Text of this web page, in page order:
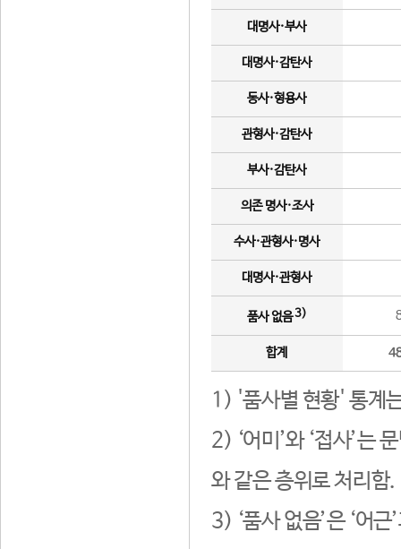
대명사·부사
대명사·감탄사
동사·형용사
관형사·감탄사
부사·감탄사
의존 명사·조사
수사·관형사·명사
대명사·관형사
품사 없음3)
합계
1) '품사별 현황' 통계
2) ‘어미’와 ‘접사’는
와 같은 층위로 처리함.
3) ‘품사 없음’은 ‘어